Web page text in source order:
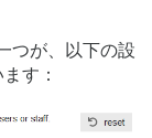
つが、以下の設
す：